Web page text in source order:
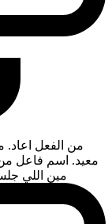
من الفعل اعاد.
معيد. اسم فاعل
مين اللي